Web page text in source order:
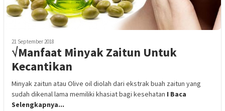
21 September 2018
√Manfaat Minyak Zaitun Untuk
Kecantikan
Minyak zaitun atau Olive oil diolah dari ekstrak buah zaitun yang
sudah dikenal lama memiliki khasiat bagi kesehatan I Baca
Selengkapnya...